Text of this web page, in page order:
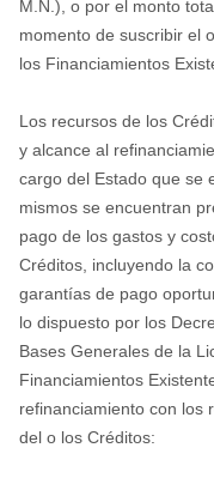
M.N.), o por el monto
momento de suscribir el
los Financiamientos
Los recursos de los
y alcance al
cargo del Estado que se
mismos se encuentran
pago de los gastos y
Créditos, incluyendo la
garantías de pago
lo dispuesto por los
Bases Generales de la
Financiamientos
refinanciamiento con los
del o los Créditos: